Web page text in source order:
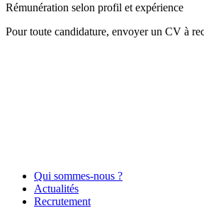
Rémunération selon profil et expérience
Pour toute candidature, envoyer un CV à
Qui sommes-nous ?
Actualités
Recrutement